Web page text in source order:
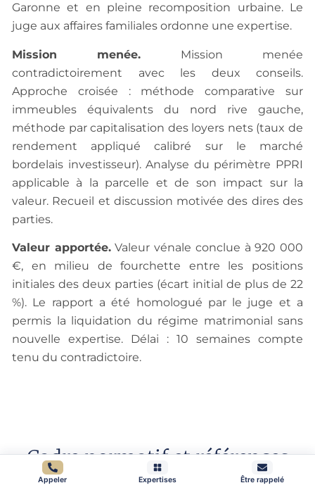
Appeler Expertises Être rappelé
Garonne et en pleine recomposition urbaine. Le
juge aux affaires familiales ordonne une expertise.
Mission menée. Mission menée
contradictoirement avec les deux conseils.
Approche croisée : méthode comparative sur
immeubles équivalents du nord rive gauche,
méthode par capitalisation des loyers nets (taux de
rendement appliqué calibré sur le marché
bordelais investisseur). Analyse du périmètre PPRI
applicable à la parcelle et de son impact sur la
valeur. Recueil et discussion motivée des dires des
parties.
Valeur apportée.Valeur vénale conclue à 920 000
€, en milieu de fourchette entre les positions
initiales des deux parties (écart initial de plus de 22
%). Le rapport a été homologué par le juge et a
permis la liquidation du régime matrimonial sans
nouvelle expertise. Délai : 10 semaines compte
tenu du contradictoire.
Cadre normatif et références